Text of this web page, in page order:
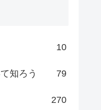
10
知ろう 79
270